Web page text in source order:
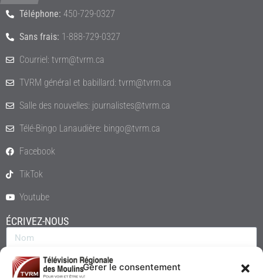
Gérer le consentement
Téléphone: 450-729-0327
Sans frais: 1-888-729-0327
Courriel: tvrm@tvrm.ca
TVRM général et babillard: tvrm@tvrm.ca
Salle des nouvelles: journalistes@tvrm.ca
Télé-Bingo Lanaudière: bingo@tvrm.ca
Facebook
TikTok
Youtube
ÉCRIVEZ-NOUS